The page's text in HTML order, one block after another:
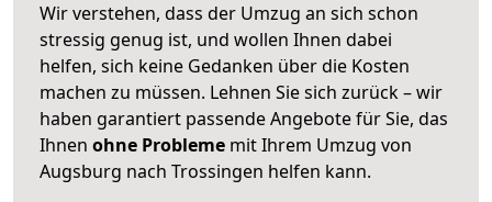
Wir verstehen, dass der Umzug an sich schon
stressig genug ist, und wollen Ihnen dabei
helfen, sich keine Gedanken über die Kosten
machen zu müssen. Lehnen Sie sich zurück – wir
haben garantiert passende Angebote für Sie, das
Ihnen ohne Probleme mit Ihrem Umzug von
Augsburg nach Trossingen helfen kann.